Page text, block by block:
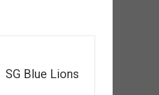
SG Blue Lions